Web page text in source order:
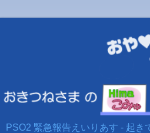
PSO2 緊急報告えいりあす - 起き